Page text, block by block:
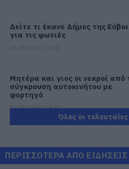
Δείτε τι έκανε Δήμος της
για τις φωτιές
Μητέρα και γιος οι νεκροί από
σύγκρουση αυτοκινήτου με
φορτηγό
07.08.2026 | 19:40
επιχειρηματία
07.08.2026 | 19:10
Όλες οι τελευταίες
ΠΕΡΙΣΣΟΤΕΡΑ ΑΠΟ